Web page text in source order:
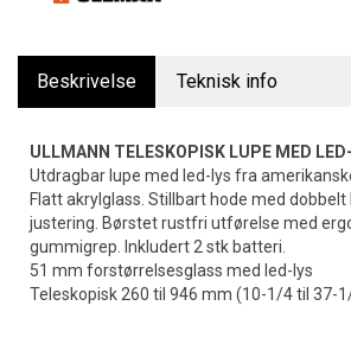
Beskrivelse Teknisk info
ULLMANN TELESKOPISK LUPE MED
Utdragbar lupe med led-lys fra
Flatt akrylglass. Stillbart hode med
justering. Børstet rustfri utførelse med
gummigrep. Inkludert 2 stk batteri.
51 mm forstørrelsesglass med led-lys
Teleskopisk 260 til 946 mm (10-1/4 til 37-